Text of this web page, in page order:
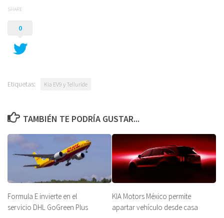
SHARE
0
Etiquetas: Kia EV9 y Telluride
TAMBIÉN TE PODRÍA GUSTAR...
Formula E invierte en el
servicio DHL GoGreen Plus
KIA Motors México permite
apartar vehículo desde casa